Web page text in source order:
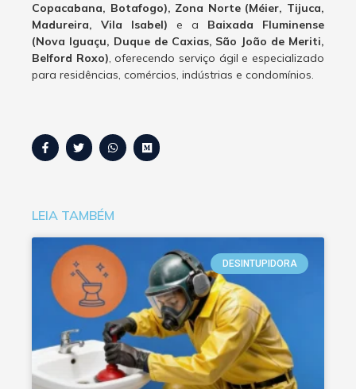
Copacabana, Botafogo), Zona Norte (Méier, Tijuca,
Madureira, Vila Isabel) e a Baixada Fluminense
(Nova Iguaçu, Duque de Caxias, São João de Meriti,
Belford Roxo), oferecendo serviço ágil e especializado
para residências, comércios, indústrias e condomínios.
LEIA TAMBÉM
DESINTUPIDORA